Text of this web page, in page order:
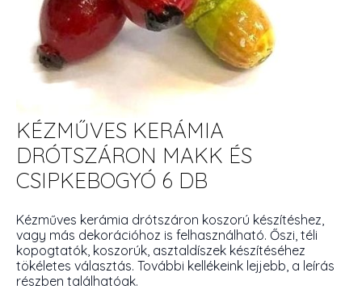
KÉZMŰVES KERÁMIA
DRÓTSZÁRON MAKK ÉS
CSIPKEBOGYÓ 6 DB
Kézműves kerámia drótszáron koszorú készítéshez,
vagy más dekorációhoz is felhasználható. Őszi, téli
kopogtatók, koszorúk, asztaldíszek készítéséhez
tökéletes választás. További kellékeink lejjebb, a leírás
részben találhatóak.